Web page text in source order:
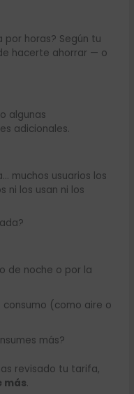
horas? Según tu
hacerte ahorrar — o
algunas
adicionales.
muchos usuarios los
ni los usan ni los
de noche o por la
(como aire o
más?
revisado tu tarifa,
más.